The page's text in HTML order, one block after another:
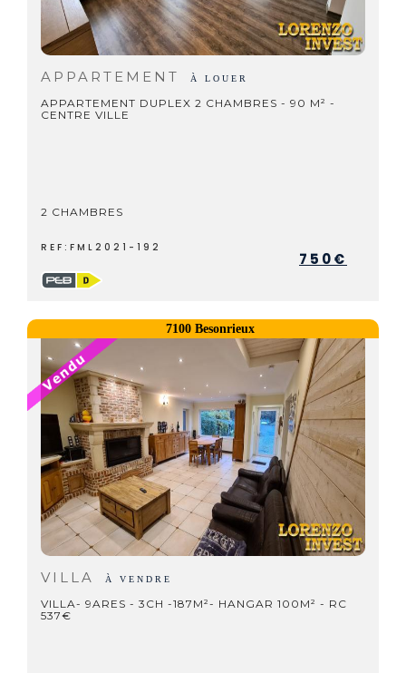
APPARTEMENT À LOUER
APPARTEMENT DUPLEX 2 CHAMBRES - 90 M² -
CENTRE VILLE
2 CHAMBRES
REF:FML2021-192
750€
7100 Besonrieux
VILLA À VENDRE
VILLA- 9ARES - 3CH -187M²- HANGAR 100M² - RC
537€